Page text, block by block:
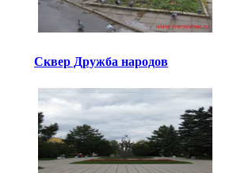
Сквер Дружба народов